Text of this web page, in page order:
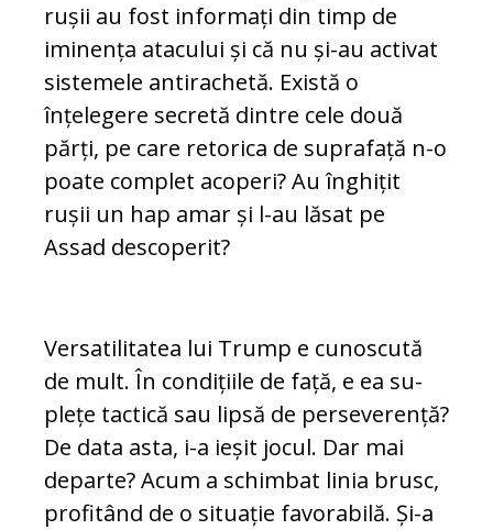
rușii au fost informați din timp de
iminența atacului și că nu și-au activat
sistemele antirachetă. Există o
înțelegere secretă dintre cele două
părți, pe care retorica de su­pra­față n-o
poate complet acoperi? Au înghițit
rușii un hap amar și l-au lă­sat pe
Assad descoperit?
Versatilitatea lui Trump e cunoscută
de mult. În condițiile de față, e ea su­
plețe tactică sau lipsă de perseve­ren­ță?
De data asta, i-a ieșit jocul. Dar mai
departe? Acum a schimbat linia brusc,
profitând de o situație favo­ra­bilă. Și-a